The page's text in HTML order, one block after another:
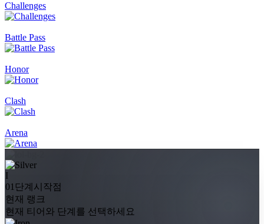
Challenges
Battle Pass
Honor
Clash
Arena
I
01단계 시작점
현재 랭크
현재 티어와 단계를 선택하세요